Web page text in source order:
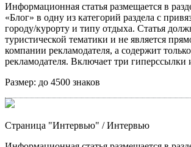
Информационная статья размещается в
«Блог» в одну из категорий раздела с
городу/курорту и типу отдыха. Статья
туристической тематики и не является
компании рекламодателя, а содержит
рекламодателя. Включает три гиперссылки
Размер: до 4500 знаков
Страница "Интервью" / Интервью